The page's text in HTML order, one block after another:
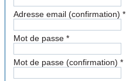
Adresse email (confirmation) *
Mot de passe *
Mot de passe (confirmation) *